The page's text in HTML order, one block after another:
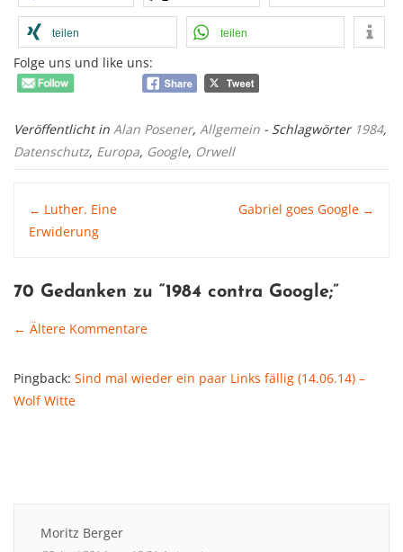
teilen teilen
Folge uns und like uns:
Veröffentlicht in Alan Posener, Allgemein - Schlagwörter 1984,
Datenschutz, Europa, Google, Orwell
Post
← Luther. Eine
Erwiderung
Gabriel goes Google →
70 Gedanken zu “1984 contra Google;”
Comment
navigation
← Ältere Kommentare
Pingback: Sind mal wieder ein paar Links fällig (14.06.14) –
Wolf Witte
Moritz Berger